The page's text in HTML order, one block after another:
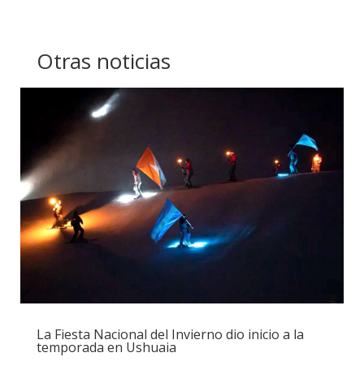
Otras noticias
La Fiesta Nacional del Invierno dio inicio a la
temporada en Ushuaia